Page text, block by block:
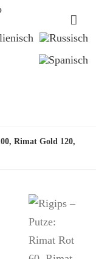
Rimat Gold 120,